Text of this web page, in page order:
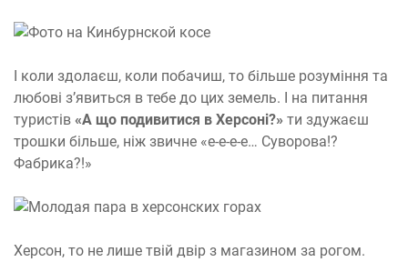
І коли здолаєш, коли побачиш, то більше розуміння та
любові з’явиться в тебе до цих земель. І на питання
туристів «А що подивитися в Херсоні?» ти здужаєш
трошки більше, ніж звичне «е-е-е-е… Суворова!?
Фабрика?!»
Херсон, то не лише твій двір з магазином за рогом.